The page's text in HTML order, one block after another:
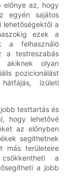
előnye az, hogy
egyén sajátos
lehetőségektől a
ezek a
a felhasználó
a testreszabás
akiknek olyan
pozicionálást
ízületi
testtartás és
hogy lehetővé
az előnyben
segíthetnek
más területeire
a
a jobb